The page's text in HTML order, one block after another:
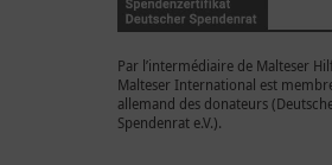
Par l’intermédiaire de Malteser
Malteser International est
allemand des donateurs
Spendenrat e.V.).